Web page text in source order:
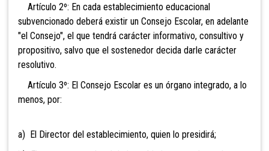
Artículo 2º: En cada establecimiento educacional
subvencionado deberá existir un Consejo Escolar, en adelante
"el Consejo", el que tendrá carácter informativo, consultivo y
propositivo, salvo que el sostenedor decida darle carácter
resolutivo.
Artículo 3º: El Consejo Escolar es un órgano integrado, a lo
menos, por:
a) El Director del establecimiento, quien lo presidirá;